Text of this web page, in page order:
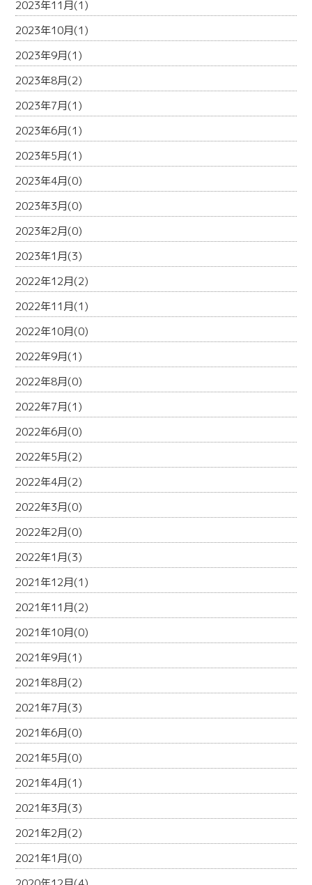
2023年11月(1)
2023年10月(1)
2023年9月(1)
2023年8月(2)
2023年7月(1)
2023年6月(1)
2023年5月(1)
2023年4月(0)
2023年3月(0)
2023年2月(0)
2023年1月(3)
2022年12月(2)
2022年11月(1)
2022年10月(0)
2022年9月(1)
2022年8月(0)
2022年7月(1)
2022年6月(0)
2022年5月(2)
2022年4月(2)
2022年3月(0)
2022年2月(0)
2022年1月(3)
2021年12月(1)
2021年11月(2)
2021年10月(0)
2021年9月(1)
2021年8月(2)
2021年7月(3)
2021年6月(0)
2021年5月(0)
2021年4月(1)
2021年3月(3)
2021年2月(2)
2021年1月(0)